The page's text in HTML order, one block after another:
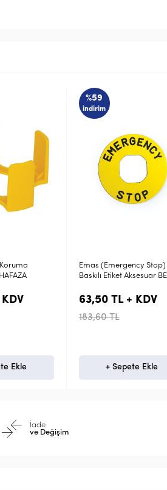
Stop)
BET60P
KDV
Ekle
%59
indirim
Emas START Baskılı Etiket
BET08START
7,06 TL + KDV
20,40 TL
+ Sepete Ekle
İade
ve Değişim